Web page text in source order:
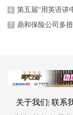
6 第五届“用英语讲
7 鼎和保险公司多
关于我们 联系